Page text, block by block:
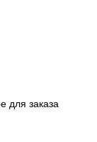
для заказа